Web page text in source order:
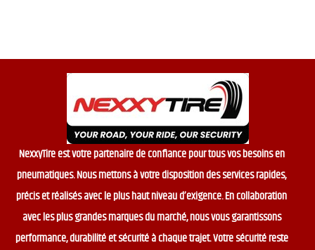
NexxyTire est votre partenaire de confiance pour tous vos besoins en
pneumatiques. Nous mettons à votre disposition des services rapides,
précis et réalisés avec le plus haut niveau d’exigence. En collaboration
avec les plus grandes marques du marché, nous vous garantissons
performance, durabilité et sécurité à chaque trajet. Votre sécurité reste